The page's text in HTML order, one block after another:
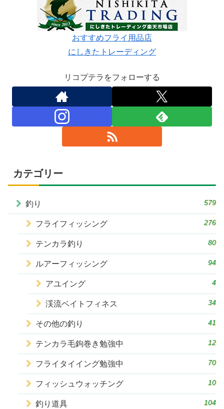
おすすめフライ用品店
にしきたトレーディング
リコプテラをフォローする
カテゴリー
釣り 579
フライフィッシング 276
テンカラ釣り 80
ルアーフィッシング 94
アユイング 4
渓流ベイトフィネス 34
その他の釣り 41
テンカラ毛鉤巻き勉強中 12
フライタイイング勉強中 70
フィッシュウォッチング 10
釣り道具 104